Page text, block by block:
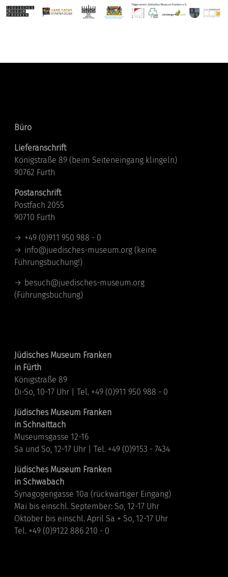
Büro
Lieferanschrift
Königstraße 89 (beim Seiteneingang klingeln)
90762 Fürth
Postanschrift
Postfach 2055
90710 Fürth
+49 (0)911 950 988 - 0
info@juedisches-museum.org (keine
Führungsbuchung!)
besuch@juedisches-museum.org
(Führungsbuchung)
Jüdisches Museum Franken
in Fürth
Königstraße 89
Di-So, 10-17 Uhr | Tel. +49 (0)911 950 988 - 0
Jüdisches Museum Franken
in Schnaittach
Museumsgasse 12-16
Sa und So, 12-17 Uhr | Tel. +49 (0)9153 - 7434
Jüdisches Museum Franken
in Schwabach
Synagogengasse 10a (rückwärtiger Eingang)
Mai bis einschl. September: So, 12-17 Uhr
Oktober bis einschl. April Sa + So, 12-17 Uhr
Tel. +49 (0)9122 886 210 - 0